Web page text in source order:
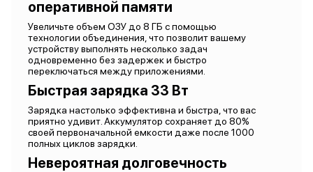
оперативной памяти
Увеличьте объем ОЗУ до 8 ГБ с помощью
технологии объединения, что позволит вашему
устройству выполнять несколько задач
одновременно без задержек и быстро
переключаться между приложениями.
Быстрая зарядка 33 Вт
Зарядка настолько эффективна и быстра, что вас
приятно удивит. Аккумулятор сохраняет до 80%
своей первоначальной емкости даже после 1000
полных циклов зарядки.
Невероятная долговечность